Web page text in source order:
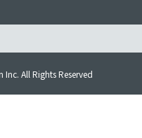
All Rights Reserved